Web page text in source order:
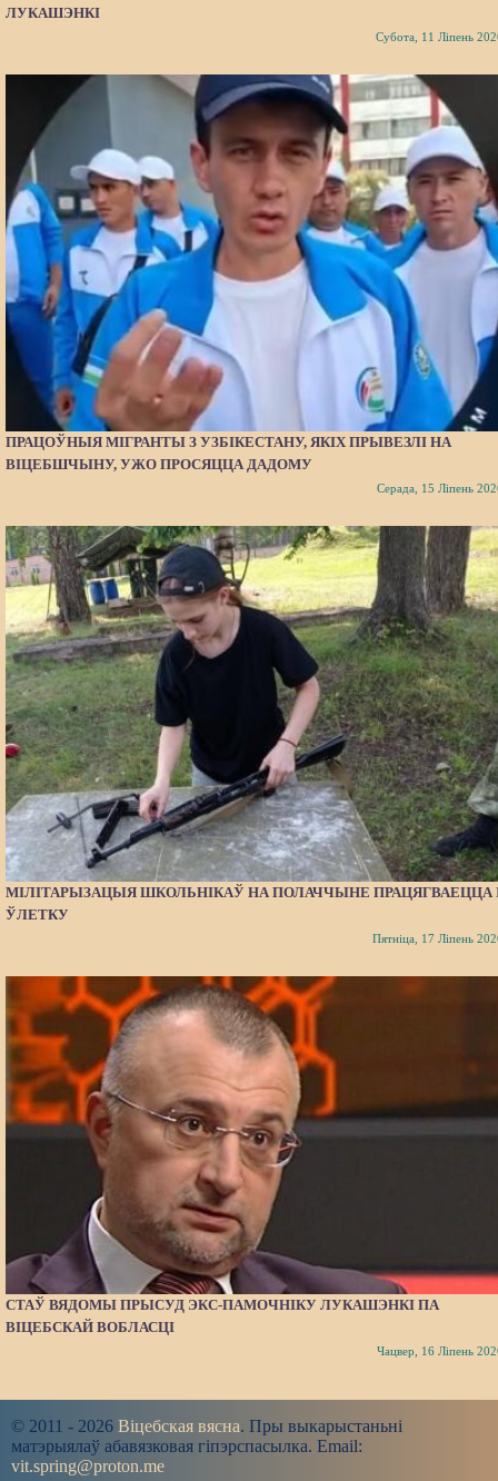
ЛУКАШЭНКІ
Субота, 11 Ліпень
ПРАЦОЎНЫЯ МІГРАНТЫ З УЗБІКЕСТАНУ, ЯКІХ ПРЫВЕЗЛІ НА
ВІЦЕБШЧЫНУ, УЖО ПРОСЯЦЦА ДАДОМУ
Серада, 15 Ліпень
МІЛІТАРЫЗАЦЫЯ ШКОЛЬНІКАЎ НА ПОЛАЧЧЫНЕ ПРАЦЯГВАЕЦЦА
ЎЛЕТКУ
Пятніца, 17 Ліпень
СТАЎ ВЯДОМЫ ПРЫСУД ЭКС-ПАМОЧНІКУ ЛУКАШЭНКІ ПА
ВІЦЕБСКАЙ ВОБЛАСЦІ
Чацвер, 16 Ліпень
© 2011 - 2026 Віцебская вясна. Пры выкарыстаньні
матэрыялаў абавязковая гіпэрспасылка. Email:
vit.spring@proton.me